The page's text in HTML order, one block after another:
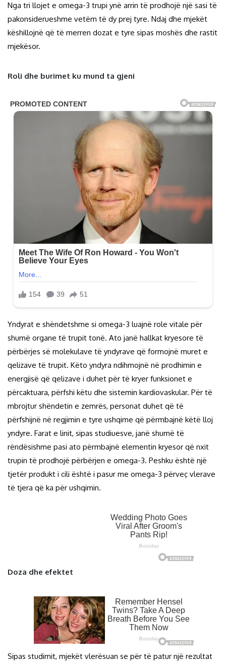
Nga tri llojet e omega-3 trupi ynë arrin të prodhojë një sasi të
pakonsiderueshme vetëm të dy prej tyre. Ndaj dhe mjekët
këshillojnë që të merren dozat e tyre sipas moshës dhe rastit
mjekësor.
Roli dhe burimet ku mund ta gjeni
Yndyrat e shëndetshme si omega-3 luajnë role vitale për
shumë organe të trupit tonë. Ato janë hallkat kryesore të
përbërjes së molekulave të yndyrave që formojnë muret e
qelizave të trupit. Këto yndyra ndihmojnë në prodhimin e
energjisë që qelizave i duhet për të kryer funksionet e
përcaktuara, përfshi këtu dhe sistemin kardiovaskular. Për të
mbrojtur shëndetin e zemrës, personat duhet që të
përfshijnë në regjimin e tyre ushqime që përmbajnë këtë lloj
yndyre. Farat e linit, sipas studiuesve, janë shumë të
rëndësishme pasi ato përmbajnë elementin kryesor që nxit
trupin të prodhojë përbërjen e omega-3. Peshku është një
tjetër produkt i cili është i pasur me omega-3 përveç vlerave
të tjera që ka për ushqimin.
Doza dhe efektet
Sipas studimit, mjekët vlerësuan se për të patur një rezultat